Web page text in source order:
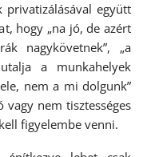
privatizálásával együtt
hogy „na jó, de azért
nagykövetnek”, „a
a munkahelyek
nem a mi dolgunk”
vagy nem tisztességes
figyelembe venni.